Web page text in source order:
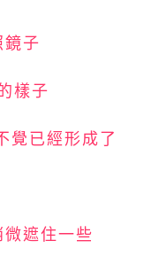
子
樣子
覺已經形成了
遮住一些